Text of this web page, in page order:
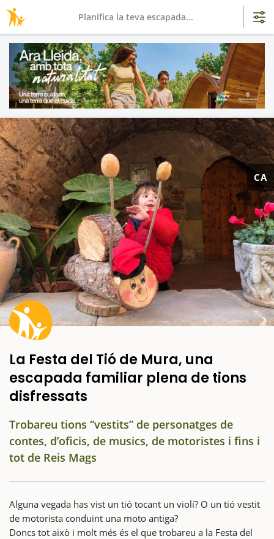
CA
La Festa del Tió de Mura, una
escapada familiar plena de tions
disfressats
Trobareu tions “vestits” de personatges de
contes, d’oficis, de musics, de motoristes i fins i
tot de Reis Mags
Alguna vegada has vist un tió tocant un violí? O un tió vestit
de motorista conduint una moto antiga?
Doncs tot això i molt més és el que trobareu a la Festa del
Planifica la teva escapada...